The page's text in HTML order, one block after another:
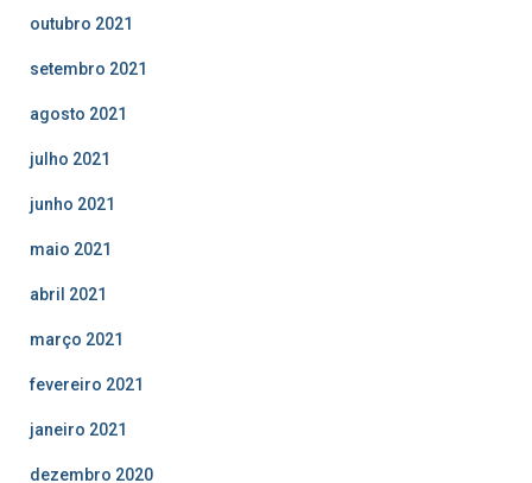
outubro 2021
setembro 2021
agosto 2021
julho 2021
junho 2021
maio 2021
abril 2021
março 2021
fevereiro 2021
janeiro 2021
dezembro 2020